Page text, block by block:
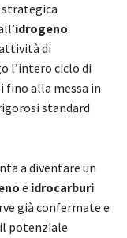
idrogeno:
attività di
l’intero ciclo di
alla messa in
standard
a diventare un
e idrocarburi
già confermate e
potenziale